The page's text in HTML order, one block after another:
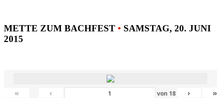
METTE ZUM BACHFEST • SAMSTAG, 20. JUNI
2015
« ‹ von 18 › »